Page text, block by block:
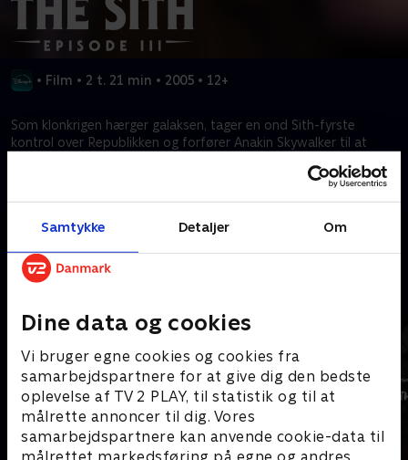
Samtykke Detaljer Om
Dine data og cookies
Vi bruger egne cookies og cookies fra
samarbejdspartnere for at give dig den bedste
oplevelse af TV 2 PLAY, til statistik og til at
målrette annoncer til dig. Vores
samarbejdspartnere kan anvende cookie-data til
• Film • 2 t. 21 min • 2005 • 12+
Som klonkrigen hærger galaksen, tager en ond Sith-fyrste
kontrol over Republikken og forfører Anakin Skywalker til at
Kræver tilkøb